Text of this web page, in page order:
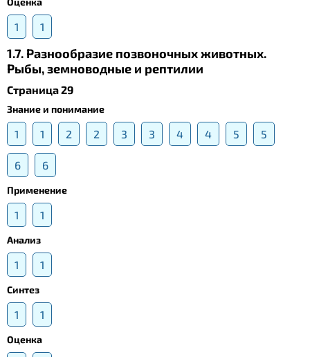
1 1
1.7. Разнообразие позвоночных животных.
Рыбы, земноводные и рептилии
Страница 29
Знание и понимание
1 1 2 2 3 3 4 4 5 5
6 6
Применение
1 1
Анализ
1 1
Синтез
1 1
Оценка